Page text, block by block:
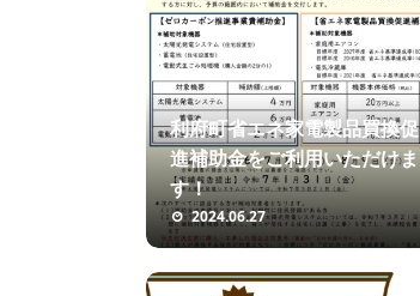
利府町省エネ家電製品買換促
進補助金をご利用いただけま
す！
2024.06.27